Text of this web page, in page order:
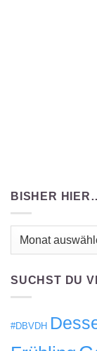
BISHER
Bisher
SUCHST DU
#DBVDH